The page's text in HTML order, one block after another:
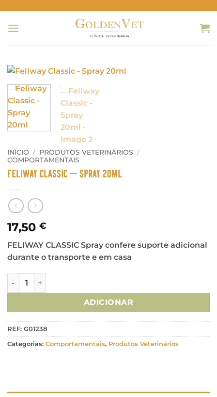
content
INÍCIO / PRODUTOS VETERINÁRIOS /
COMPORTAMENTAIS
Feliway Classic – Spray 20ml
17,50 €
FELIWAY CLASSIC Spray confere suporte adicional
durante o transporte e em casa
Quantidade de Feliway Classic - Spray 20ml
ADICIONAR
REF: G01238
Categorias: Comportamentais, Produtos Veterinários